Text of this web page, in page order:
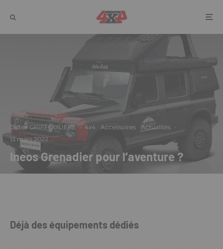
Didier GRIFFOULIERE · 4x4 Accessoires Actualités ·
13 mars 2022
Ineos Grenadier pour l’aventure ?
Déjà des équipements dédiés